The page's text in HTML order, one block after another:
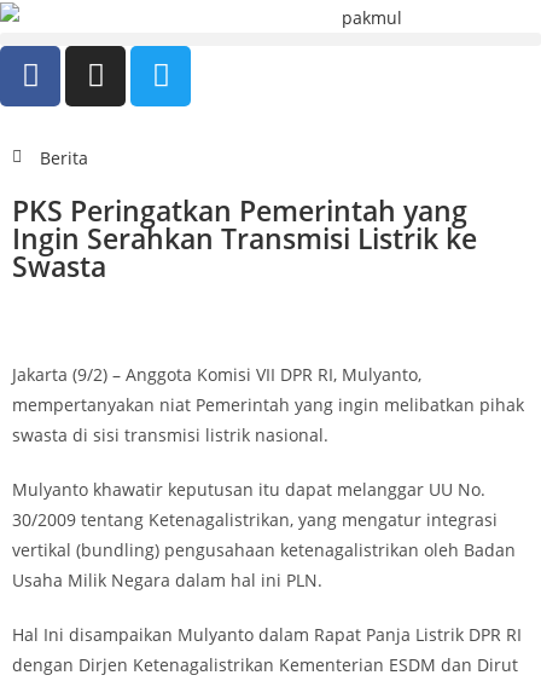
Berita
PKS Peringatkan Pemerintah yang
Ingin Serahkan Transmisi Listrik ke
Swasta
Jakarta (9/2) – Anggota Komisi VII DPR RI, Mulyanto,
mempertanyakan niat Pemerintah yang ingin melibatkan pihak
swasta di sisi transmisi listrik nasional.
Mulyanto khawatir keputusan itu dapat melanggar UU No.
30/2009 tentang Ketenagalistrikan, yang mengatur integrasi
vertikal (bundling) pengusahaan ketenagalistrikan oleh Badan
Usaha Milik Negara dalam hal ini PLN.
Hal Ini disampaikan Mulyanto dalam Rapat Panja Listrik DPR RI
dengan Dirjen Ketenagalistrikan Kementerian ESDM dan Dirut